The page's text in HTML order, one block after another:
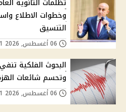
وخطوات الاطلاع
التنسيق
البحوث الفلكية
وتحسم شائعات